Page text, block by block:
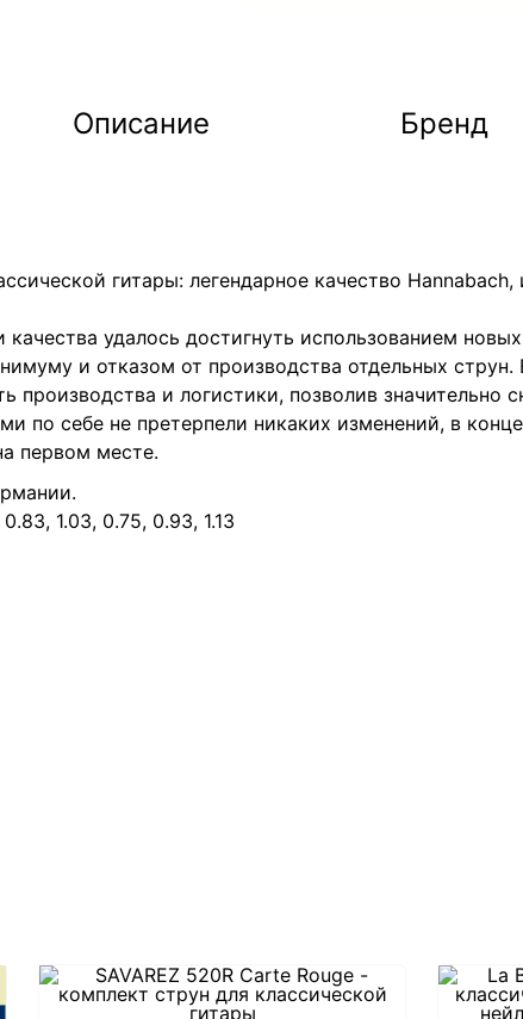
Описание Бренд
гитары: легендарное качество
удалось достигнуть использованием
и отказом от производства отдельных
производства и логистики, позволив значительно
по себе не претерпели никаких изменений, в
первом месте.
1.03, 0.75, 0.93, 1.13